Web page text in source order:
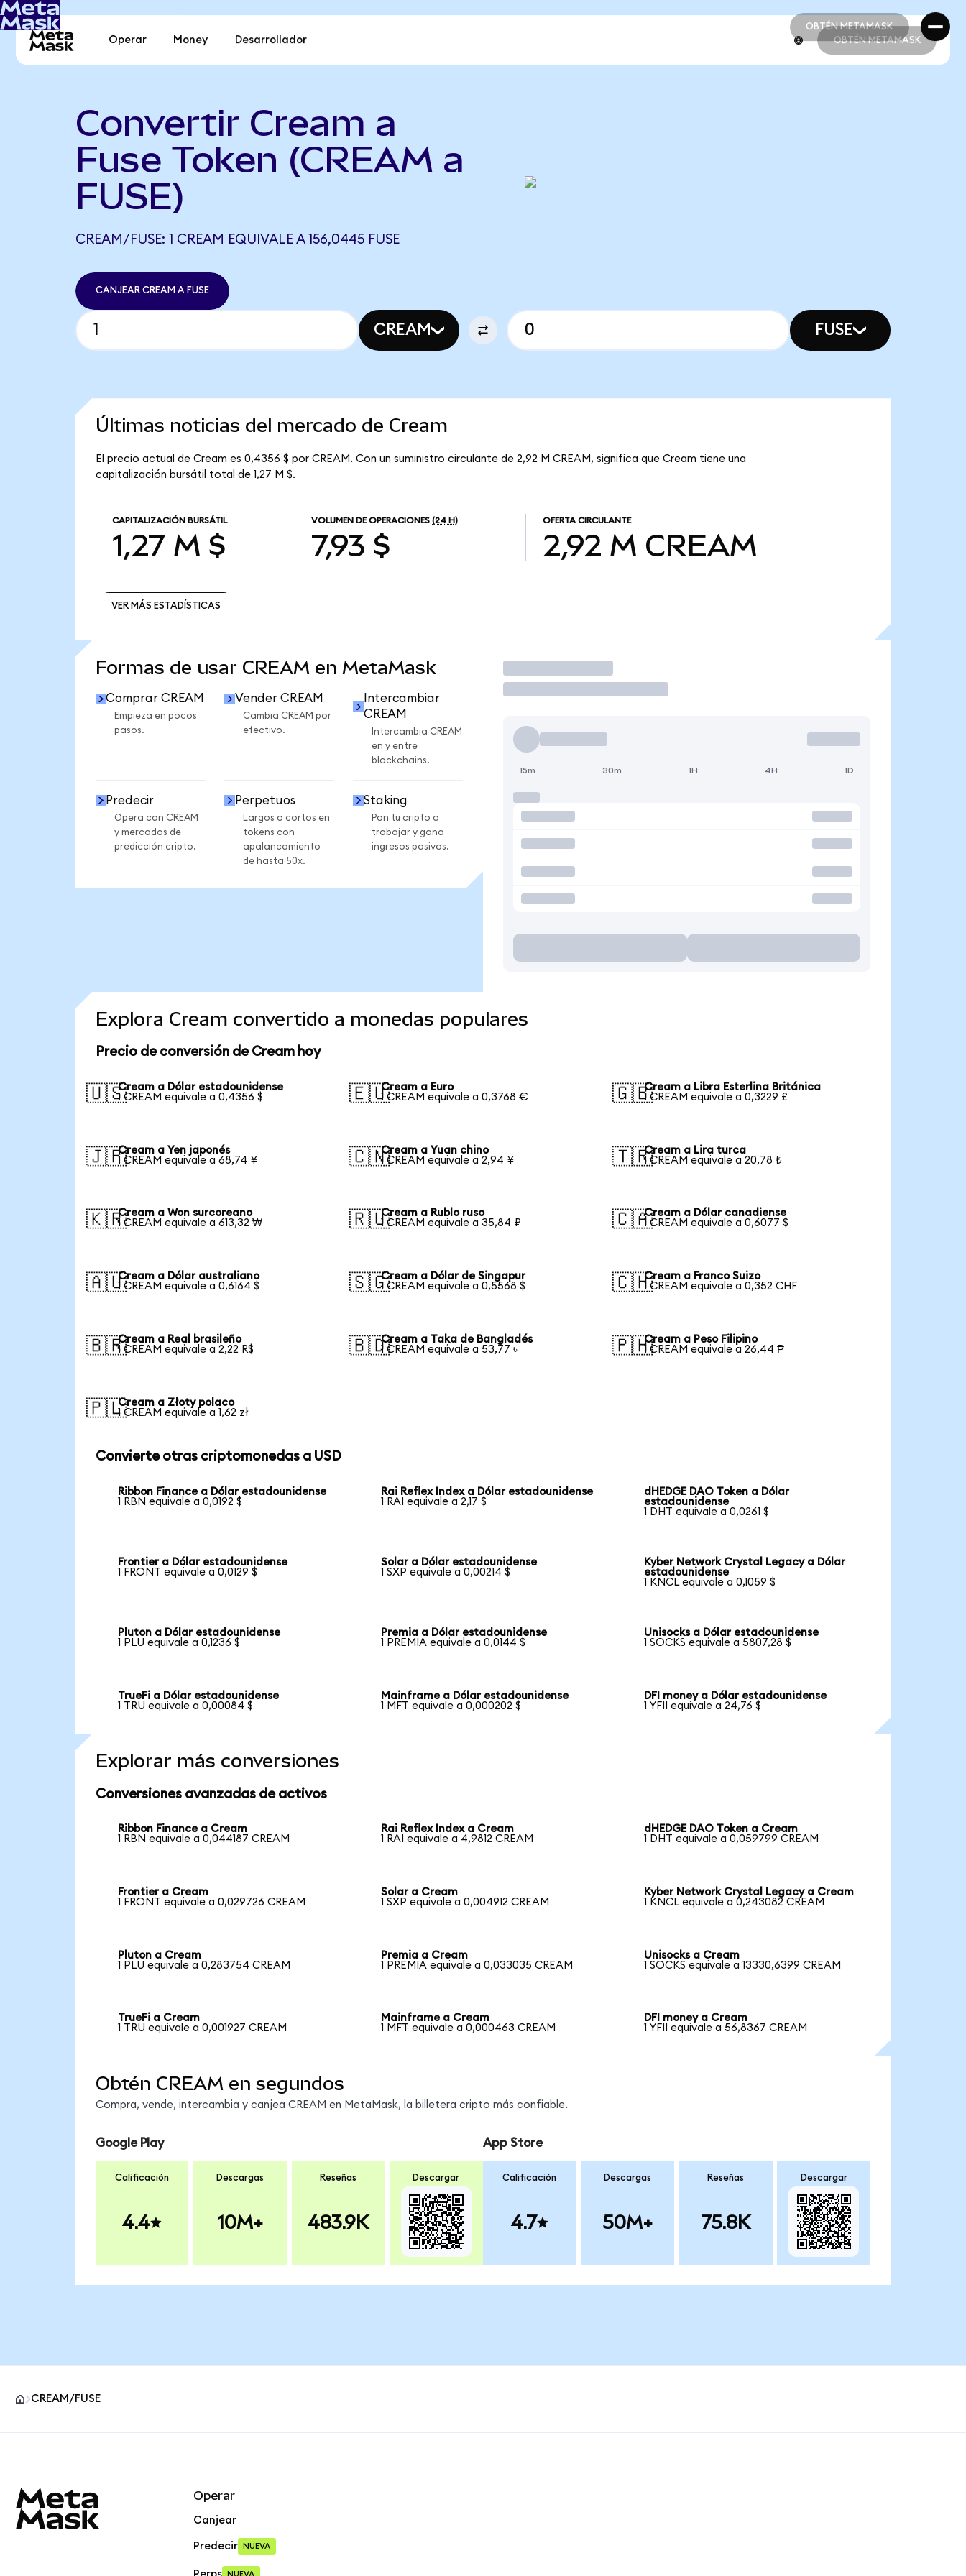
OBTÉN METAMASK
OBTÉN METAMASK
Operar Money Desarrollador OBTÉN METAMASK
Convertir Cream a
Fuse Token (CREAM a
FUSE)
CREAM/FUSE: 1 CREAM EQUIVALE A 156,0445 FUSE
CANJEAR CREAM A FUSE
CREAM FUSE
Últimas noticias del mercado de Cream
El precio actual de Cream es 0,4356 $ por CREAM. Con un suministro circulante de 2,92 M CREAM, significa que Cream tiene una
capitalización bursátil total de 1,27 M $.
CAPITALIZACIÓN BURSÁTIL
1,27 M $
VOLUMEN DE OPERACIONES (24 H)
7,93 $
OFERTA CIRCULANTE
2,92 M CREAM
VER MÁS ESTADÍSTICAS
Formas de usar CREAM en MetaMask
Comprar CREAM
Empieza en pocos
pasos.
Vender CREAM
Cambia CREAM por
efectivo.
Intercambiar
CREAM
Intercambia CREAM
en y entre
blockchains.
Predecir
Opera con CREAM
y mercados de
predicción cripto.
Perpetuos
Largos o cortos en
tokens con
apalancamiento
de hasta 50x.
Staking
Pon tu cripto a
trabajar y gana
ingresos pasivos.
Operar
15m 30m 1H 4H 1D
Explora Cream convertido a monedas populares
Precio de conversión de Cream hoy
🇺🇸Cream a Dólar estadounidense
1 CREAM equivale a 0,4356 $
🇪🇺Cream a Euro
1 CREAM equivale a 0,3768 €
🇬🇧Cream a Libra Esterlina Británica
1 CREAM equivale a 0,3229 £
🇯🇵Cream a Yen japonés
1 CREAM equivale a 68,74 ¥
🇨🇳Cream a Yuan chino
1 CREAM equivale a 2,94 ¥
🇹🇷Cream a Lira turca
1 CREAM equivale a 20,78 ₺
🇰🇷Cream a Won surcoreano
1 CREAM equivale a 613,32 ₩
🇷🇺Cream a Rublo ruso
1 CREAM equivale a 35,84 ₽
🇨🇦Cream a Dólar canadiense
1 CREAM equivale a 0,6077 $
🇦🇺Cream a Dólar australiano
1 CREAM equivale a 0,6164 $
🇸🇬Cream a Dólar de Singapur
1 CREAM equivale a 0,5568 $
🇨🇭Cream a Franco Suizo
1 CREAM equivale a 0,352 CHF
🇧🇷Cream a Real brasileño
1 CREAM equivale a 2,22 R$
🇧🇩Cream a Taka de Bangladés
1 CREAM equivale a 53,77 ৳
🇵🇭Cream a Peso Filipino
1 CREAM equivale a 26,44 ₱
🇵🇱Cream a Złoty polaco
1 CREAM equivale a 1,62 zł
Convierte otras criptomonedas a USD
Ribbon Finance a Dólar estadounidense
1 RBN equivale a 0,0192 $
Rai Reflex Index a Dólar estadounidense
1 RAI equivale a 2,17 $
dHEDGE DAO Token a Dólar
estadounidense
1 DHT equivale a 0,0261 $
Frontier a Dólar estadounidense
1 FRONT equivale a 0,0129 $
Solar a Dólar estadounidense
1 SXP equivale a 0,00214 $
Kyber Network Crystal Legacy a Dólar
estadounidense
1 KNCL equivale a 0,1059 $
Pluton a Dólar estadounidense
1 PLU equivale a 0,1236 $
Premia a Dólar estadounidense
1 PREMIA equivale a 0,0144 $
Unisocks a Dólar estadounidense
1 SOCKS equivale a 5807,28 $
TrueFi a Dólar estadounidense
1 TRU equivale a 0,00084 $
Mainframe a Dólar estadounidense
1 MFT equivale a 0,000202 $
DFI money a Dólar estadounidense
1 YFII equivale a 24,76 $
Explorar más conversiones
Conversiones avanzadas de activos
Ribbon Finance a Cream
1 RBN equivale a 0,044187 CREAM
Rai Reflex Index a Cream
1 RAI equivale a 4,9812 CREAM
dHEDGE DAO Token a Cream
1 DHT equivale a 0,059799 CREAM
Frontier a Cream
1 FRONT equivale a 0,029726 CREAM
Solar a Cream
1 SXP equivale a 0,004912 CREAM
Kyber Network Crystal Legacy a Cream
1 KNCL equivale a 0,243082 CREAM
Pluton a Cream
1 PLU equivale a 0,283754 CREAM
Premia a Cream
1 PREMIA equivale a 0,033035 CREAM
Unisocks a Cream
1 SOCKS equivale a 13330,6399 CREAM
TrueFi a Cream
1 TRU equivale a 0,001927 CREAM
Mainframe a Cream
1 MFT equivale a 0,000463 CREAM
DFI money a Cream
1 YFII equivale a 56,8367 CREAM
Obtén CREAM en segundos
Compra, vende, intercambia y canjea CREAM en MetaMask, la billetera cripto más confiable.
Google Play
Calificación
4.4
Descargas
10M+
Reseñas
483.9K
Descargar
App Store
Calificación
4.7
Descargas
50M+
Reseñas
75.8K
Descargar
CREAM/FUSE
Operar
Canjear
Predecir NUEVA
NUEVA